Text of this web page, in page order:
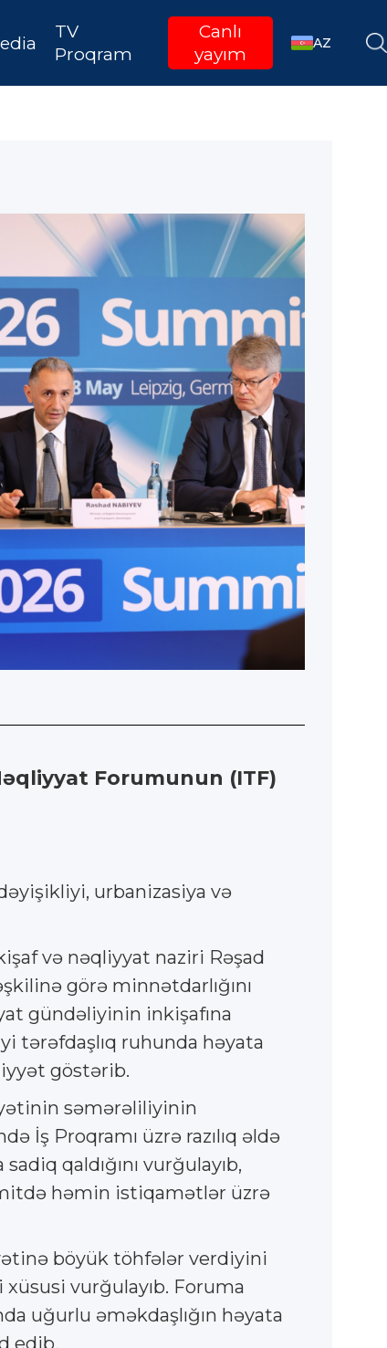
TV
Proqram
Canlı
yayım
AZ
Forumunun (ITF)
urbanizasiya və
və nəqliyyat naziri Rəşad
görə minnətdarlığını
gündəliyinin inkişafına
tərəfdaşlıq ruhunda həyata
göstərib.
səmərəliliyinin
İş Proqramı üzrə razılıq əldə
qaldığını vurğulayıb,
həmin istiqamətlər üzrə
böyük töhfələr verdiyini
vurğulayıb. Foruma
uğurlu əməkdaşlığın həyata
edib.